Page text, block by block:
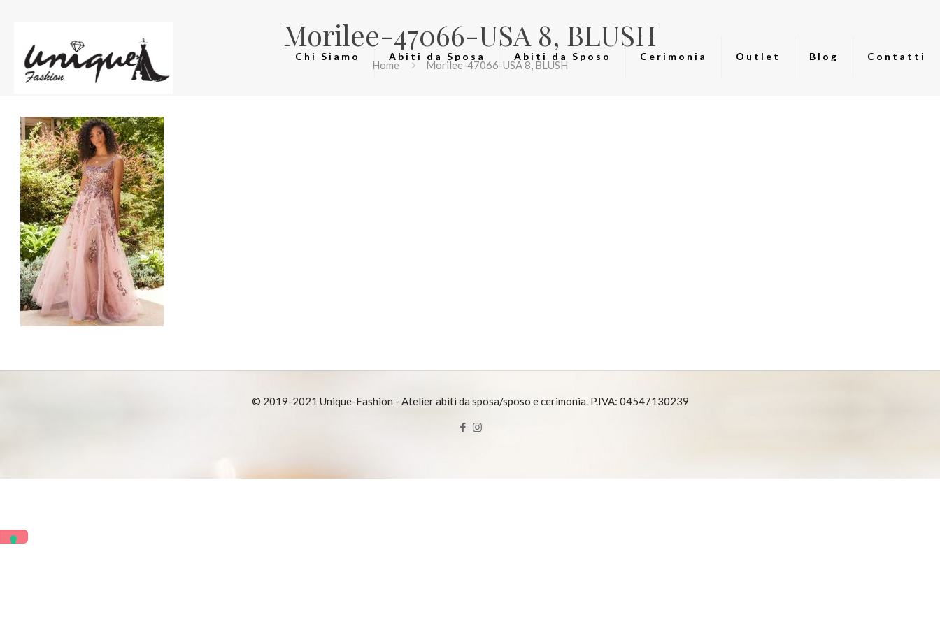
Chi Siamo Abiti da Sposa Abiti da Sposo Cerimonia Outlet Blog Contatti
Morilee-47066-USA 8, BLUSH
Home Morilee-47066-USA 8, BLUSH
© 2019-2021 Unique-Fashion - Atelier abiti da sposa/sposo e cerimonia. P.IVA: 04547130239